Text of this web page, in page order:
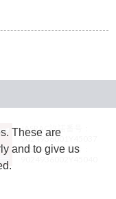
JASRAC許諾番号：
9024936001Y45037
JASRAC許諾番号：
These are
and to give us